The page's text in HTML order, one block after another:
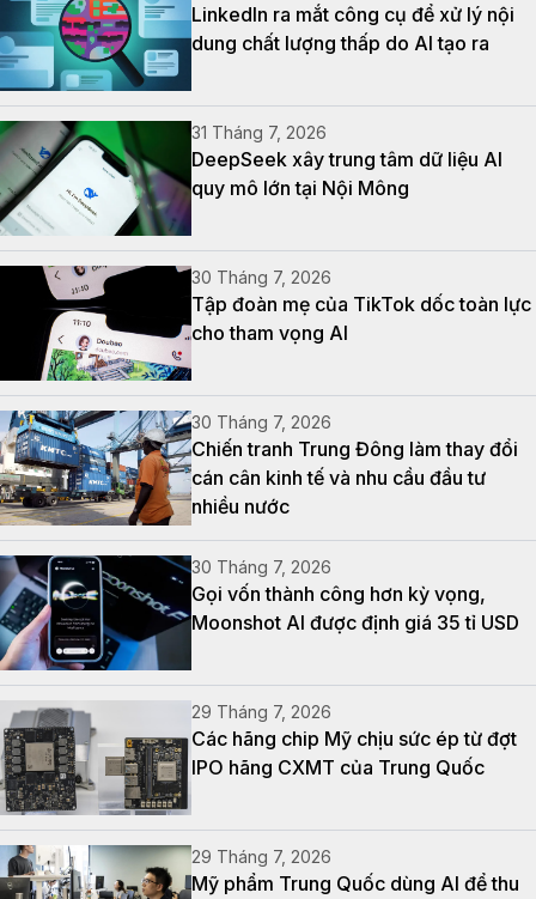
LinkedIn ra mắt công cụ để xử lý nội
dung chất lượng thấp do AI tạo ra
31 Tháng 7, 2026
DeepSeek xây trung tâm dữ liệu AI
quy mô lớn tại Nội Mông
30 Tháng 7, 2026
Tập đoàn mẹ của TikTok dốc toàn lực
cho tham vọng AI
30 Tháng 7, 2026
Chiến tranh Trung Đông làm thay đổi
cán cân kinh tế và nhu cầu đầu tư
nhiều nước
30 Tháng 7, 2026
Gọi vốn thành công hơn kỳ vọng,
Moonshot AI được định giá 35 tỉ USD
29 Tháng 7, 2026
Các hãng chip Mỹ chịu sức ép từ đợt
IPO hãng CXMT của Trung Quốc
29 Tháng 7, 2026
Mỹ phẩm Trung Quốc dùng AI để thu